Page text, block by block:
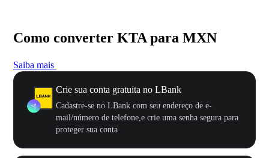
Como converter KTA para MXN
Saiba mais
Crie sua conta gratuita no LBank
Cadastre-se no LBank com seu endereço de e-
mail/número de telefone,e crie uma senha segura para
proteger sua conta